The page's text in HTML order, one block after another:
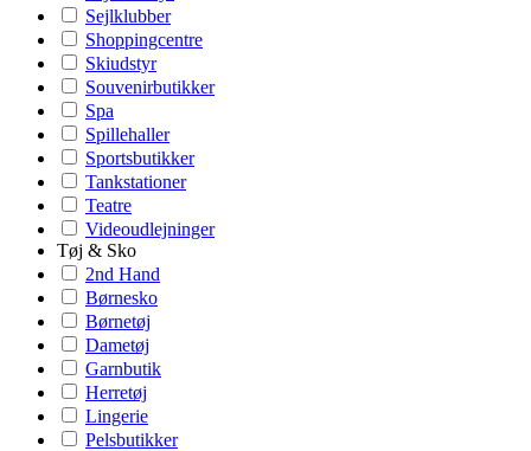
Sejlklubber
Shoppingcentre
Skiudstyr
Souvenirbutikker
Spa
Spillehaller
Sportsbutikker
Tankstationer
Teatre
Videoudlejninger
Tøj & Sko
2nd Hand
Børnesko
Børnetøj
Dametøj
Garnbutik
Herretøj
Lingerie
Pelsbutikker